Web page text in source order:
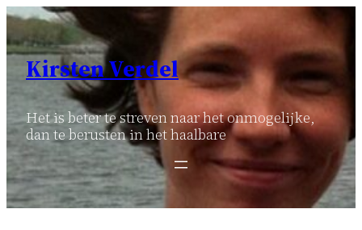
Ga
naar
inhoud
Kirsten Verdel
Het is beter te streven naar het onmogelijke,
dan te berusten in het haalbare